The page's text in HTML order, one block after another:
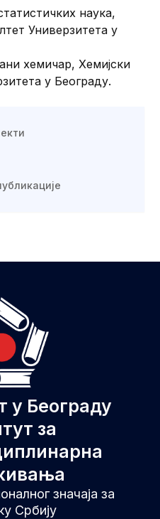
наука,
Универзитета у
хемичар, Хемијски
у Београду.
у Београду
за
значаја за
Србију